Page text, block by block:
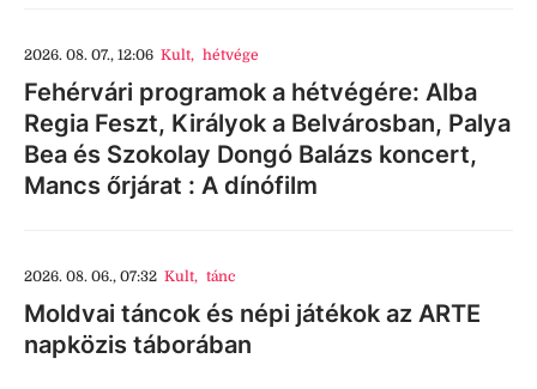
2026. 08. 07., 12:06 Kult, hétvége
Fehérvári programok a hétvégére: Alba
Regia Feszt, Királyok a Belvárosban, Palya
Bea és Szokolay Dongó Balázs koncert,
Mancs őrjárat : A dínófilm
2026. 08. 06., 07:32 Kult, tánc
Moldvai táncok és népi játékok az ARTE
napközis táborában